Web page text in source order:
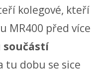
kolegové, kteří
MR400 před více
součástí
tu dobu se sice